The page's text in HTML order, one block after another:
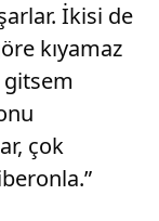
İkisi de
kıyamaz
çok